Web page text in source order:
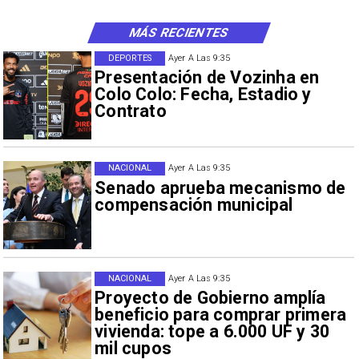
Ayer A Las 9:35
Presentación de Vozinha en
Colo Colo: Fecha, Estadio y
Contrato
DEPORTES
Ayer A Las 9:35
Senado aprueba mecanismo de
compensación municipal
NACIONAL
Ayer A Las 9:35
Proyecto de Gobierno amplía
beneficio para comprar primera
vivienda: tope a 6.000 UF y 30
mil cupos
NACIONAL
MÁS RECIENTES